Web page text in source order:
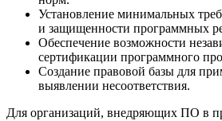
Установление минимальных
и защищенности программных
Обеспечение возможности
сертификации программного
Создание правовой базы для
выявлении несоответствия.
Для организаций, внедряющих ПО в